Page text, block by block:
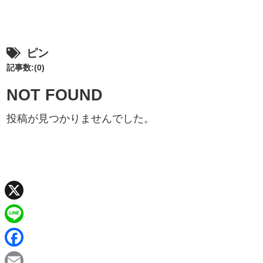
ピン
記事数:(0)
NOT FOUND
投稿が見つかりませんでした。
X
L
F